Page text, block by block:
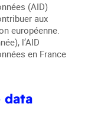
(AID)
aux
européenne.
l’AID
en France
data